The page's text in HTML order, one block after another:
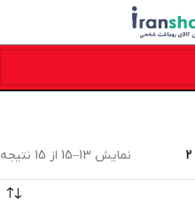
نمایش 13–15 از 15 نتیجه